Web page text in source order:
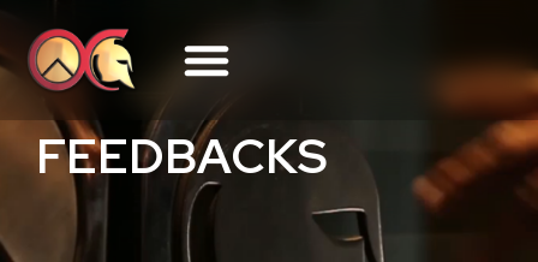
FEEDBACKS